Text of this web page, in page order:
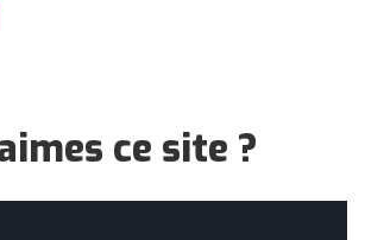
ce site ?